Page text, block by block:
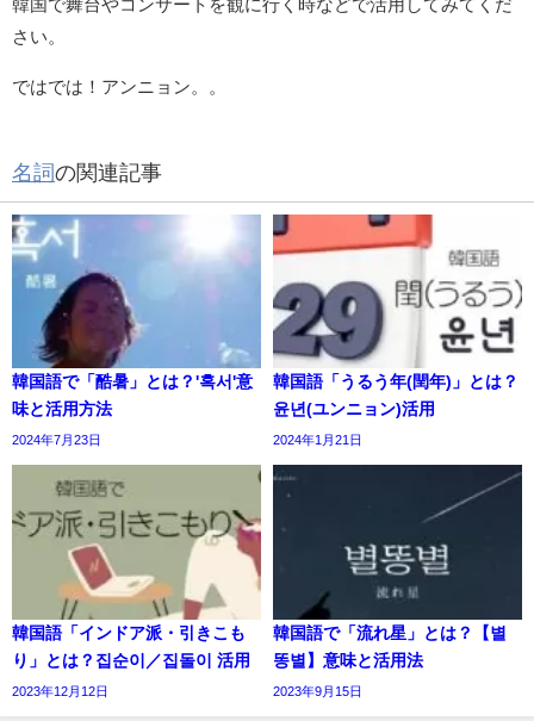
韓国で舞台やコンサートを観に行く時などで活用してみてくだ
さい。
ではでは！アンニョン。。
名詞の関連記事
韓国語で「酷暑」とは？'혹서'意
味と活用方法
2024年7月23日
韓国語「うるう年(閏年)」とは？
윤년(ユンニョン)活用
2024年1月21日
韓国語「インドア派・引きこも
り」とは？집순이／집돌이 活用
2023年12月12日
韓国語で「流れ星」とは？【별
똥별】意味と活用法
2023年9月15日